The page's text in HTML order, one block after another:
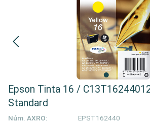
Epson Tinta 16 /
Standard
Núm. AXRO:
EPST162440